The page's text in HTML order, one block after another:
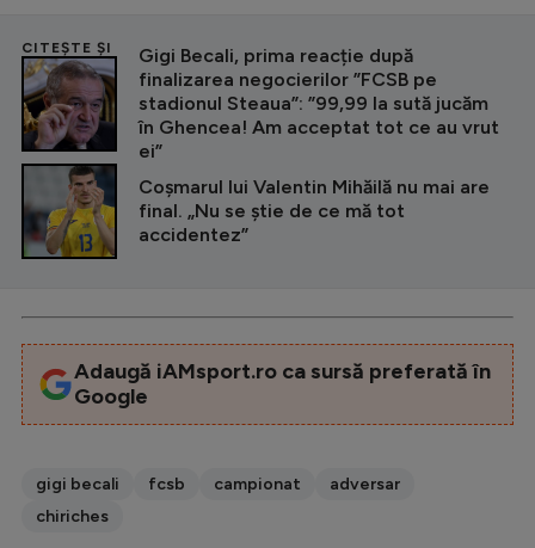
CITEȘTE ȘI
Gigi Becali, prima reacție după
finalizarea negocierilor ”FCSB pe
stadionul Steaua”: ”99,99 la sută jucăm
în Ghencea! Am acceptat tot ce au vrut
ei”
Coșmarul lui Valentin Mihăilă nu mai are
final. „Nu se știe de ce mă tot
accidentez”
Adaugă iAMsport.ro ca sursă preferată în
Google
gigi becali fcsb campionat
adversar
chiriches